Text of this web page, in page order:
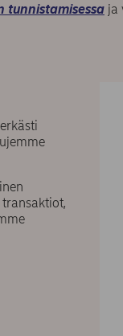
tunnistamisessaja